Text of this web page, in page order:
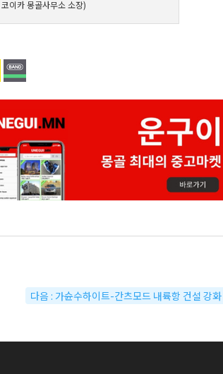
이카 몽골사무소 소장)
다음 : 가슌수하이트-간츠모드 내륙항 건설 강화